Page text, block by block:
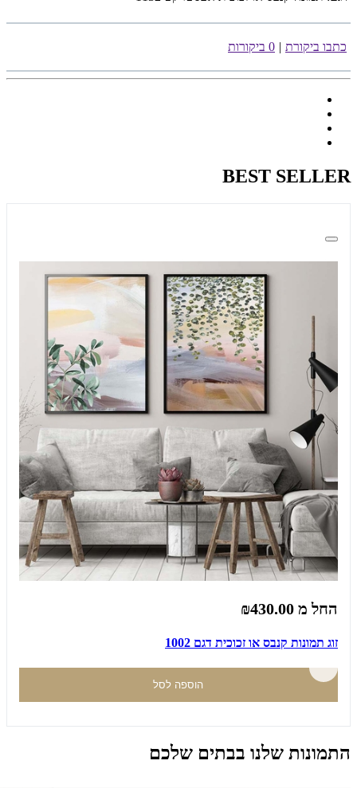
כתבו ביקורת | 0 ביקורות
BEST SELLER
החל מ ₪430.00
זוג תמונות קנבס או זכוכית דגם 1002
הוספה לסל
התמונות שלנו בבתים שלכם